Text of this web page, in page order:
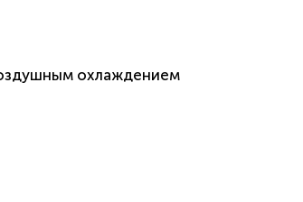
охлаждением